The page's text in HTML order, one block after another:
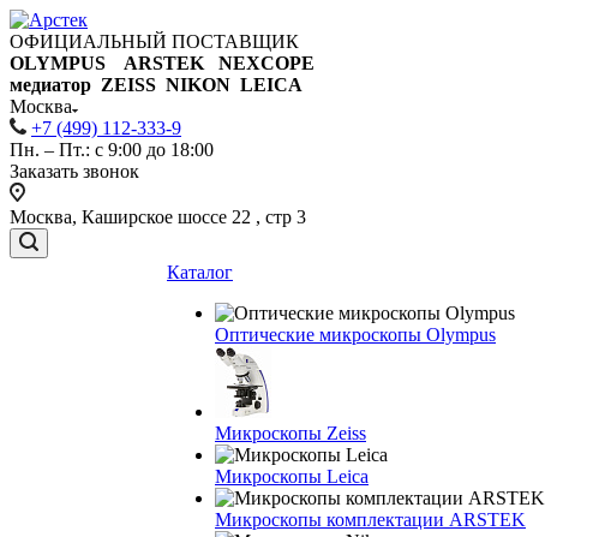
ОФИЦИАЛЬНЫЙ ПОСТАВЩИК
OLYMPUS ARSTEK NEXCOPE
медиатор ZEISS NIKON LEICA
Москва
+7 (499) 112-333-9
Пн. – Пт.: с 9:00 до 18:00
Заказать звонок
Москва, Каширское шоссе 22 , стр 3
Каталог
Оптические микроскопы Olympus
Микроскопы Zeiss
Микроскопы Leica
Микроскопы комплектации ARSTEK